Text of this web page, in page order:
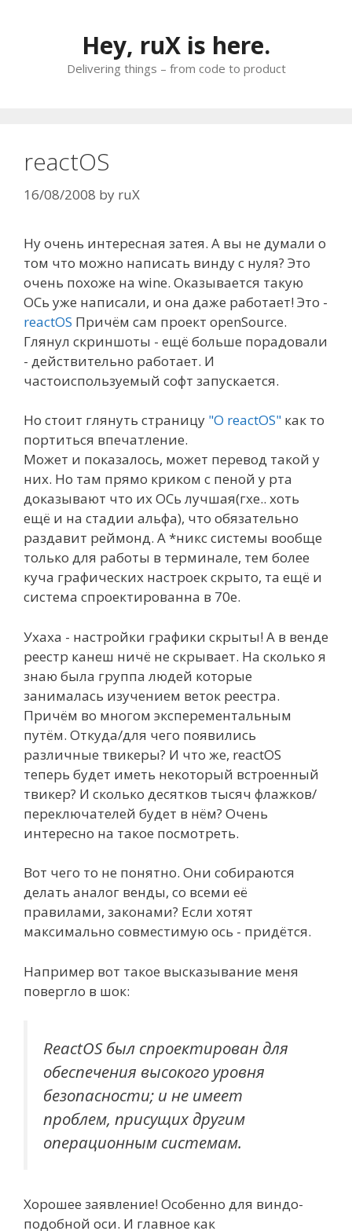
Hey, ruX is here.
Delivering things – from code to product
reactOS
16/08/2008 by ruX
Ну очень интересная затея. А вы не думали о
том что можно написать винду с нуля? Это
очень похоже на wine. Оказывается такую
ОСь уже написали, и она даже работает! Это -
reactOS Причём сам проект openSource.
Глянул скриншоты - ещё больше порадовали
- действительно работает. И
частоиспользуемый софт запускается.
Но стоит глянуть страницу "О reactOS" как то
портиться впечатление.
Может и показалось, может перевод такой у
них. Но там прямо криком с пеной у рта
доказывают что их ОСь лучшая(гхе.. хоть
ещё и на стадии альфа), что обязательно
раздавит реймонд. А *никс системы вообще
только для работы в терминале, тем более
куча графических настроек скрыто, та ещё и
система спроектированна в 70е.
Ухаха - настройки графики скрыты! А в венде
реестр канеш ничё не скрывает. На сколько я
знаю была группа людей которые
занималась изучением веток реестра.
Причём во многом эксперементальным
путём. Откуда/для чего появились
различные твикеры? И что же, reactOS
теперь будет иметь некоторый встроенный
твикер? И сколько десятков тысяч флажков/
переключателей будет в нём? Очень
интересно на такое посмотреть.
Вот чего то не понятно. Они собираются
делать аналог венды, со всеми её
правилами, законами? Если хотят
максимально совместимую ось - придётся.
Например вот такое высказывание меня
повергло в шок:
ReactOS был спроектирован для
обеспечения высокого уровня
безопасности; и не имеет
проблем, присущих другим
операционным системам.
Хорошее заявление! Особенно для виндо-
подобной оси. И главное как